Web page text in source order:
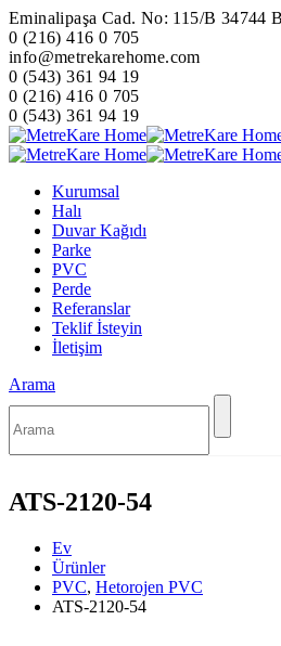
Eminalipaşa Cad. No: 115/B 34744
0 (216) 416 0 705
info@metrekarehome.com
0 (543) 361 94 19
0 (216) 416 0 705
0 (543) 361 94 19
Kurumsal
Halı
Duvar Kağıdı
Parke
PVC
Perde
Referanslar
Teklif İsteyin
İletişim
Arama
ATS-2120-54
Ev
Ürünler
PVC, Hetorojen PVC
ATS-2120-54